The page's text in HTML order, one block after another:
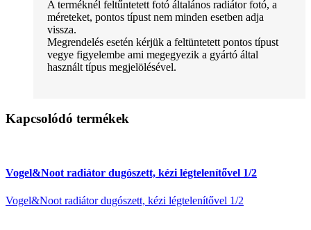
A terméknél feltűntetett fotó általános radiátor fotó, a
méreteket, pontos típust nem minden esetben adja
vissza.
Megrendelés esetén kérjük a feltüntetett pontos típust
vegye figyelembe ami megegyezik a gyártó által
használt típus megjelölésével.
Kapcsolódó termékek
Vogel&Noot radiátor dugószett, kézi légtelenítővel 1/2
Vogel&Noot radiátor dugószett, kézi légtelenítővel 1/2